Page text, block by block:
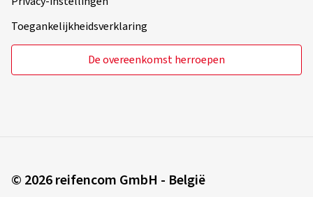
Toegankelijkheidsverklaring
De overeenkomst herroepen
© 2026 reifencom GmbH - België